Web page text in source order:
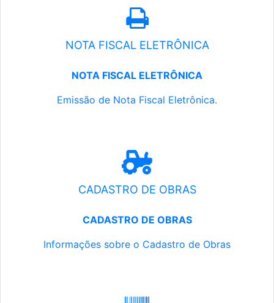
NOTA FISCAL ELETRÔNICA
NOTA FISCAL ELETRÔNICA
Emissão de Nota Fiscal Eletrônica.
CADASTRO DE OBRAS
CADASTRO DE OBRAS
Informações sobre o Cadastro de Obras